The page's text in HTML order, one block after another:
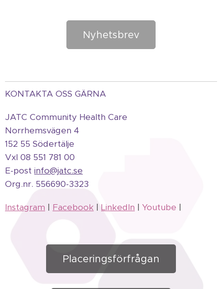
Nyhetsbrev
KONTAKTA OSS GÄRNA
JATC Community Health Care
Norrhemsvägen 4
152 55 Södertälje
Vxl 08 551 781 00
E-post info@jatc.se
Org.nr. 556690-3323
Instagram | Facebook | LinkedIn | Youtube |
Placeringsförfrågan